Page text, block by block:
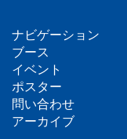
フ
ッ
タ
ナビゲーション
ブース
イベント
ポスター
問い合わせ
アーカイブ